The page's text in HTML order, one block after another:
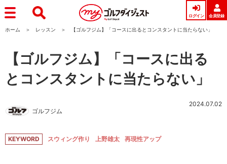
ログイン 会員登録
ホーム レッスン 【ゴルフジム】「コースに出るとコンスタントに当たらない」
【ゴルフジム】「コースに出る
とコンスタントに当たらない」
ゴルフジム
2024.07.02
KEYWORD スウィング作り 上野雄太 再現性アップ